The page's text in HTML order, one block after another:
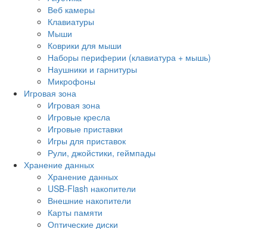
Веб камеры
Клавиатуры
Мыши
Коврики для мыши
Наборы периферии (клавиатура + мышь)
Наушники и гарнитуры
Микрофоны
Игровая зона
Игровая зона
Игровые кресла
Игровые приставки
Игры для приставок
Рули, джойстики, геймпады
Хранение данных
Хранение данных
USB-Flash накопители
Внешние накопители
Карты памяти
Оптические диски